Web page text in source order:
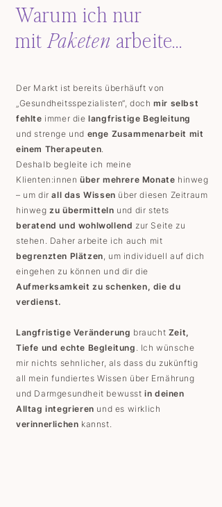
Warum ich nur
mitPaketen arbeite...
Der Markt ist bereits überhäuft von
„Gesundheitsspezialisten“, dochmir selbst
fehlte immer dielangfristige Begleitung
und strenge und enge Zusammenarbeit mit
einem Therapeuten.
Deshalb begleite ich meine
Klienten:innen über mehrere Monate hinweg
– um dirall das Wissen über diesen Zeitraum
hinwegzu übermitteln und dir stets
beratend und wohlwollend zur Seite zu
stehen. Daher arbeite ich auch mit
begrenzten Plätzen, um individuell auf dich
eingehen zu können und dirdie
Aufmerksamkeit zu schenken, die du
verdienst.
Langfristige Veränderung braucht Zeit,
Tiefe und echte Begleitung . Ich wünsche
mir nichts sehnlicher, als dass du zukünftig
all mein fundiertes Wissen über Ernährung
und Darmgesundheit bewusstin deinen
Alltag integrieren und es wirklich
verinnerlichen kannst.